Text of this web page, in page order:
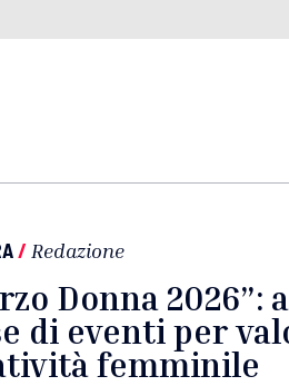
/ Redazione
Donna 2026”:
di eventi per
femminile